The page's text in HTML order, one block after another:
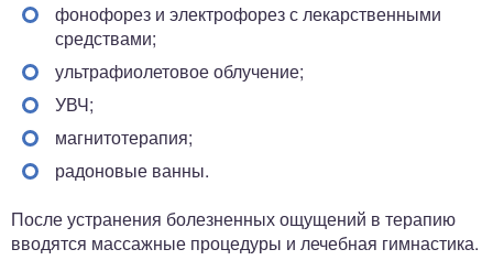
фонофорез и электрофорез с лекарственными
средствами;
ультрафиолетовое облучение;
УВЧ;
магнитотерапия;
радоновые ванны.
После устранения болезненных ощущений в терапию
вводятся массажные процедуры и лечебная гимнастика.